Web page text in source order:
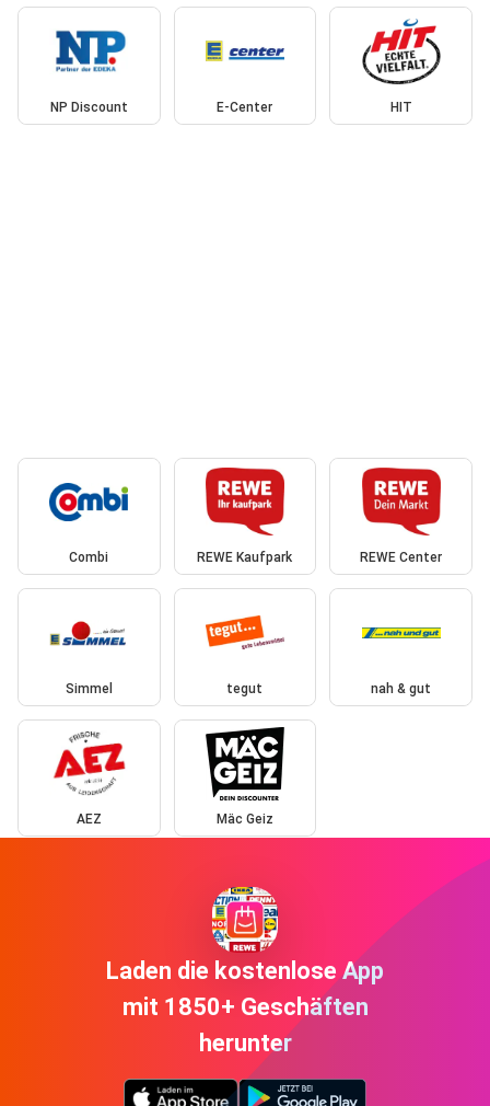
NP Discount E-Center HIT
Combi REWE Kaufpark REWE Center
Simmel tegut nah & gut
AEZ Mäc Geiz
Laden die kostenlose App
mit 1850+ Geschäften
herunter